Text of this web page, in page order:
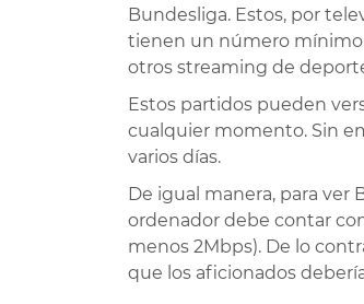
Bundesliga. Estos, por
tienen un número mínimo
otros streaming de
Estos partidos pueden
cualquier momento. Sin
varios días.
De igual manera, para ver
ordenador debe contar
menos 2Mbps). De lo
que los aficionados